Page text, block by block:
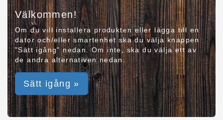
Välkommen!
Om du vill installera produkten eller lägga till en
dator och/eller smartenhet ska du välja knappen
"Sätt igång" nedan. Om inte, ska du välja ett av
de andra alternativen nedan.
Sätt igång »